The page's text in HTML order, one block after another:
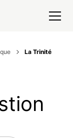
La Trinité